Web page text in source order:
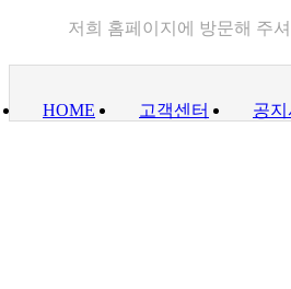
저희 홈페이지에 방문해 주
HOME 고객센터 공